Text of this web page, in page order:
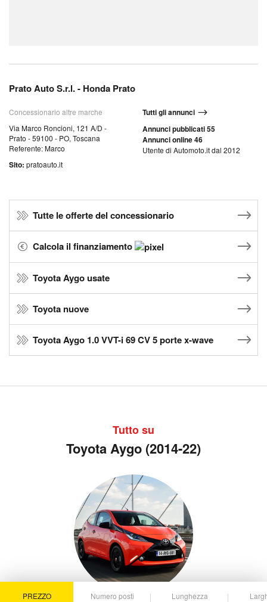
Prato Auto S.r.l. - Honda Prato
Concessionario altre marche
Via Marco Roncioni, 121 A/D -
Prato - 59100 - PO, Toscana
Referente: Marco
Sito: pratoauto.it
Tutti gli annunci
Annunci pubblicati 55
Annunci online 46
Utente di Automoto.it dal 2012
Tutte le offerte del concessionario
Calcola il finanziamento
Toyota Aygo usate
Toyota nuove
Toyota Aygo 1.0 VVT-i 69 CV 5 porte x-wave
Tutto su
Toyota Aygo (2014-22)
PREZZO Numero posti Lunghezza